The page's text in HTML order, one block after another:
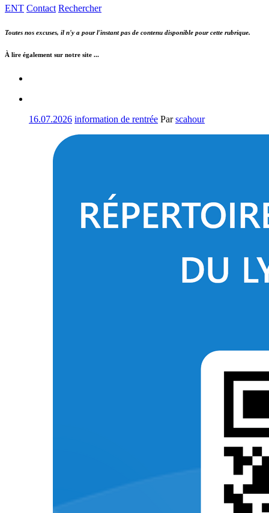
ENT Contact Rechercher
Toutes nos excuses, il n'y a pour l'instant pas de contenu disponible pour cette rubrique.
À lire également sur notre site ...
16.07.2026 information de rentrée Parscahour